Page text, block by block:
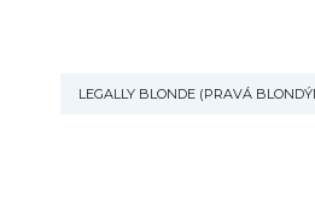
LEGALLY BLONDE (PRAVÁ